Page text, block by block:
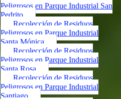
Peligrosos en Parque Industrial San
Pedrito
Recolección de Residuos
Peligrosos en Parque Industrial
Santa Mónica
Recolección de Residuos
Peligrosos en Parque Industrial
Santa Rosa
Recolección de Residuos
Peligrosos en Parque Industrial
Santiago